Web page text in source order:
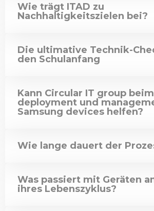
Wie trägt ITAD zu
Nachhaltigkeitszielen bei?
Die ultimative Technik-
den Schulanfang
Kann Circular IT group beim
deployment und
Samsung devices helfen?
Wie lange dauert der
Was passiert mit Geräten
ihres Lebenszyklus?